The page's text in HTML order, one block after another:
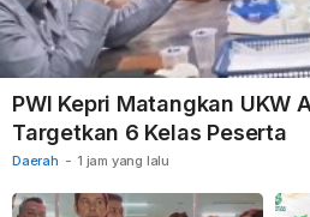
Daerah - 1 jam yang lalu
PWI Kepri Matangkan UKW
Targetkan 6 Kelas Peserta